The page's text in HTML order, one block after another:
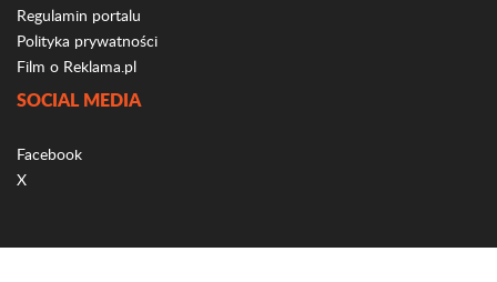
Regulamin portalu
Polityka prywatności
Film o Reklama.pl
SOCIAL MEDIA
Facebook
X